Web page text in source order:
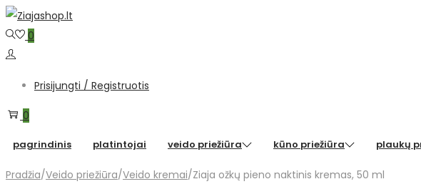
Skip
to
navigation
Skip
to
content
0
Prisijungti / Registruotis
0
pagrindinis platintojai veido priežiūra kūno priežiūra plaukų
Pradžia/Veido priežiūra/Veido kremai/Ziaja ožkų pieno naktinis kremas, 50 ml